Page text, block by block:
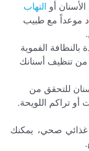
أو التهاب
موعداً مع طبيب
بالنظافة الفموية
من تنظيف أسنانك
للتحقق من
أو تراكم اللويحة.
غذائي صحي، يمكنك